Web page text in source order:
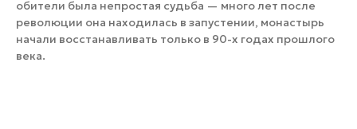
обители была непростая судьба — много лет после
революции она находилась в запустении, монастырь
начали восстанавливать только в 90-х годах прошлого
века.